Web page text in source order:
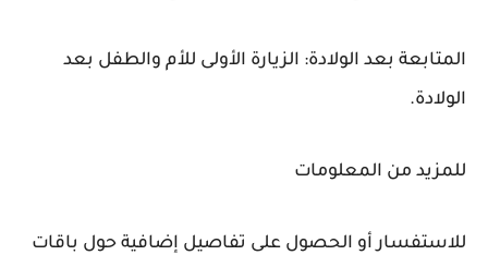
المتابعة بعد الولادة: الزيارة الأولى للأم والطفل بعد
الولادة.
للمزيد من المعلومات
للاستفسار أو الحصول على تفاصيل إضافية حول باقات